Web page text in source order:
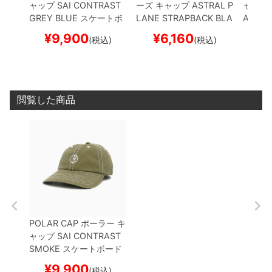
ャップSAI CONTRAST
GREY BLUE スケートボ
¥9,900(税込)
ーズ キャップASTRAL P
LANE STRAPBACK BLA
¥6,160(税込)
ャップ
ACK/
閲覧した商品
POLAR CAP ポーラー キ
ャップSAI CONTRAST
SMOKE スケートボード